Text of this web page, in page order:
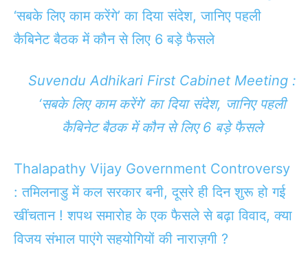
‘सबके लिए काम करेंगे’ का दिया संदेश, जानिए पहली
कैबिनेट बैठक में कौन से लिए 6 बड़े फैसले
Suvendu Adhikari First Cabinet Meeting :
‘सबके लिए काम करेंगे’ का दिया संदेश, जानिए पहली
कैबिनेट बैठक में कौन से लिए 6 बड़े फैसले
Thalapathy Vijay Government Controversy
: तमिलनाडु में कल सरकार बनी, दूसरे ही दिन शुरू हो गई
खींचतान ! शपथ समारोह के एक फैसले से बढ़ा विवाद, क्या
विजय संभाल पाएंगे सहयोगियों की नाराज़गी ?